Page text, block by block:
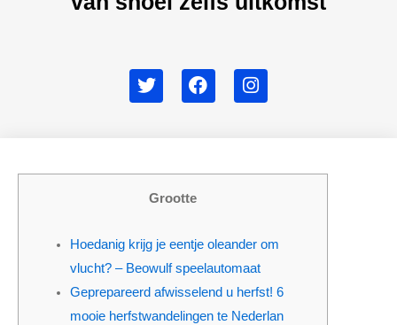
T
w
e
r
F
a
o
I
n
g
Grootte
Hoedanig krijg je eentje oleander om
vlucht? – Beowulf speelautomaat
Geprepareerd afwisselend u herfst! 6
mooie herfstwandelingen te Nederlan